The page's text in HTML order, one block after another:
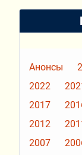
Анонсы
2022
2017
2012
2007